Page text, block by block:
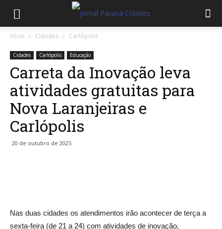
Início Cidades Carlópolis
Cidades Carlópolis Educação
Carreta da Inovação leva
atividades gratuitas para
Nova Laranjeiras e
Carlópolis
20 de outubro de 2025
Nas duas cidades os atendimentos irão acontecer de terça a
sexta-feira (de 21 a 24) com atividades de inovação,